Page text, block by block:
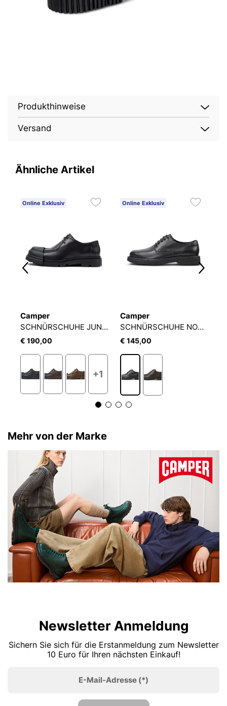
Produkthinweise
Versand
Ähnliche Artikel
Online Exklusiv
Camper
SCHNÜRSCHUHE JUNCTION
€ 190,00
+1
Online Exklusiv
Camper
SCHNÜRSCHUHE NORMAN
€ 145,00
Mehr von der Marke
Newsletter Anmeldung
Sichern Sie sich für die Erstanmeldung zum Newsletter
10 Euro für Ihren nächsten Einkauf!
E-Mail-Adresse (*)